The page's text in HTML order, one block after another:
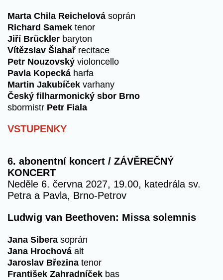
Marta Chila Reichelová soprán
Richard Samek tenor
Jiří Brückler baryton
Vítězslav Šlahař recitace
Petr Nouzovský violoncello
Pavla Kopecká harfa
Martin Jakubíček varhany
Český filharmonický sbor Brno
sbormistr Petr Fiala
VSTUPENKY
6. abonentní koncert / ZÁVĚREČNÝ
KONCERT
Neděle 6. června 2027, 19.00, katedrála sv.
Petra a Pavla, Brno-Petrov
Ludwig van Beethoven: Missa solemnis
Jana Sibera soprán
Jana Hrochová alt
Jaroslav Březina tenor
František Zahradníček bas